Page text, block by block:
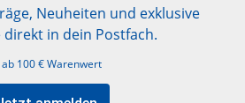
Neuheiten und exklusive
direkt in dein Postfach.
100 € Warenwert